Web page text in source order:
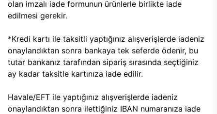
olan imzalı iade formunun ürünlerle birlikte iade
edilmesi gerekir.
*Kredi kartı ile taksitli yaptığınız alışverişlerde iadeniz
onaylandıktan sonra bankaya tek seferde ödenir, bu
tutar bankanız tarafından sipariş sırasında seçtiğiniz
ay kadar taksitle kartınıza iade edilir.
Havale/EFT ile yaptığınız alışverişlerde iadeniz
onaylandıktan sonra ilettiğiniz IBAN numaranıza iade